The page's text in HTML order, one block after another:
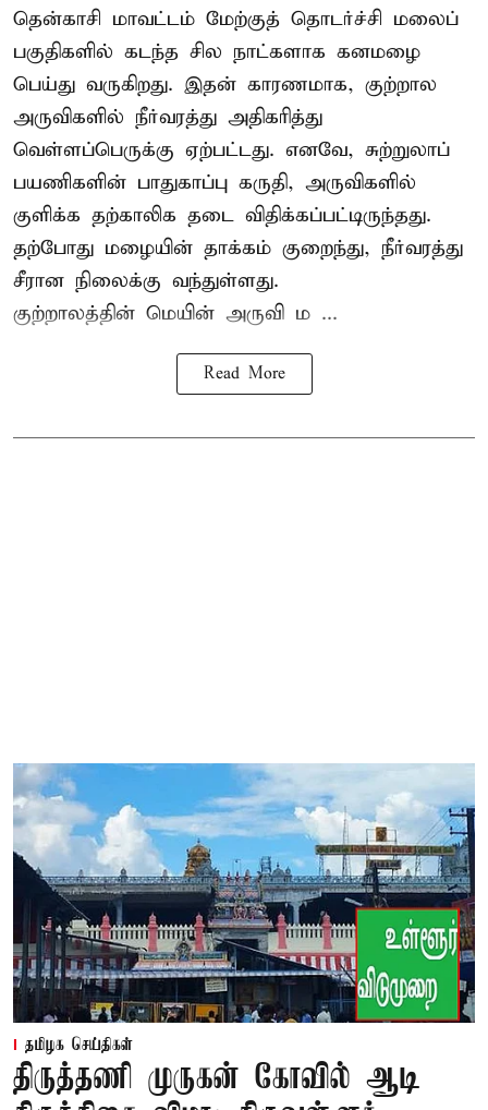
தென்காசி மாவட்டம் மேற்குத் தொடர்ச்சி மலைப்
பகுதிகளில் கடந்த சில நாட்களாக கனமழை
பெய்து வருகிறது. இதன் காரணமாக, குற்றால
அருவிகளில் நீர்வரத்து அதிகரித்து
வெள்ளப்பெருக்கு ஏற்பட்டது. எனவே, சுற்றுலாப்
பயணிகளின் பாதுகாப்பு கருதி, அருவிகளில்
குளிக்க தற்காலிக தடை விதிக்கப்பட்டிருந்தது.
தற்போது மழையின் தாக்கம் குறைந்து, நீர்வரத்து
சீரான நிலைக்கு வந்துள்ளது.
குற்றாலத்தின் மெயின் அருவி ம ...
Read More
தமிழக செய்திகள்
திருத்தணி முருகன் கோவில் ஆடி